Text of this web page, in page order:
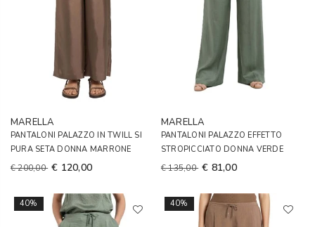
MARELLA
PANTALONI PALAZZO IN TWILL SI
PURA SETA DONNA MARRONE
€ 200,00 € 120,00
MARELLA
PANTALONI PALAZZO EFFETTO
STROPICCIATO DONNA VERDE
€ 135,00 € 81,00
40% 40%